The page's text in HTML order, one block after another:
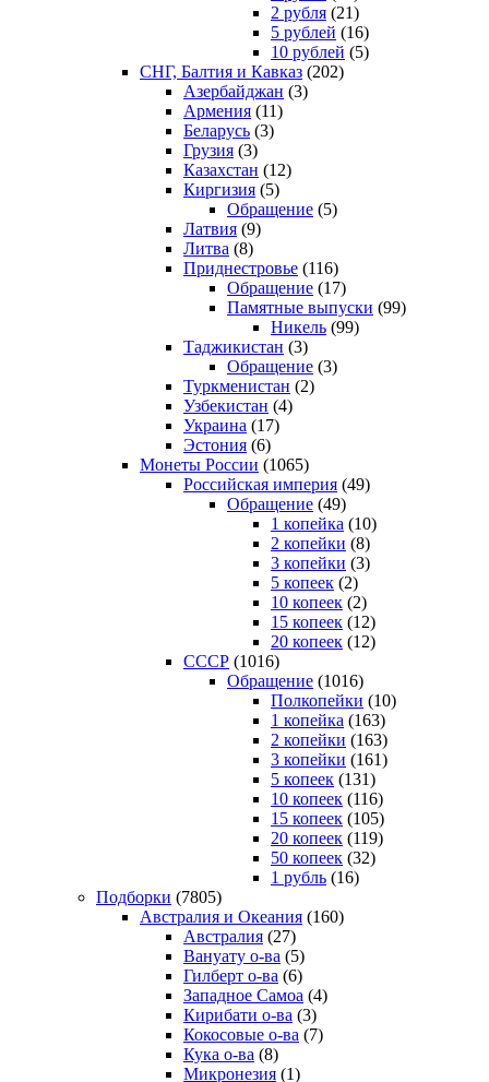
2 рубля (21)
5 рублей (16)
10 рублей (5)
СНГ, Балтия и Кавказ (202)
Азербайджан (3)
Армения (11)
Беларусь (3)
Грузия (3)
Казахстан (12)
Киргизия (5)
Обращение (5)
Латвия (9)
Литва (8)
Приднестровье (116)
Обращение (17)
Памятные выпуски (99)
Никель (99)
Таджикистан (3)
Обращение (3)
Туркменистан (2)
Узбекистан (4)
Украина (17)
Эстония (6)
Монеты России (1065)
Российская империя (49)
Обращение (49)
1 копейка (10)
2 копейки (8)
3 копейки (3)
5 копеек (2)
10 копеек (2)
15 копеек (12)
20 копеек (12)
СССР (1016)
Обращение (1016)
Полкопейки (10)
1 копейка (163)
2 копейки (163)
3 копейки (161)
5 копеек (131)
10 копеек (116)
15 копеек (105)
20 копеек (119)
50 копеек (32)
1 рубль (16)
Подборки (7805)
Австралия и Океания (160)
Австралия (27)
Вануату о-ва (5)
Гилберт о-ва (6)
Западное Самоа (4)
Кирибати о-ва (3)
Кокосовые о-ва (7)
Кука о-ва (8)
Микронезия (1)